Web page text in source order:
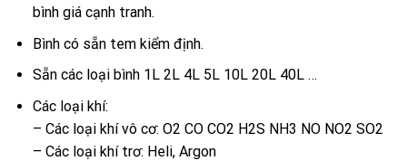
bình giá cạnh tranh.
Bình có sẵn tem kiểm định.
Sẵn các loại bình 1L 2L 4L 5L 10L 20L 40L …
Các loại khí:
– Các loại khí vô cơ: O2 CO CO2 H2S NH3 NO NO2 SO2
– Các loại khí trơ: Heli, Argon